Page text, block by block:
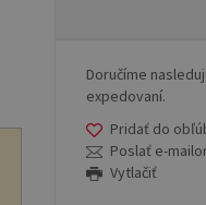
Doručíme
expedovaní.
Pridať do
Poslať e-
Vytlačiť